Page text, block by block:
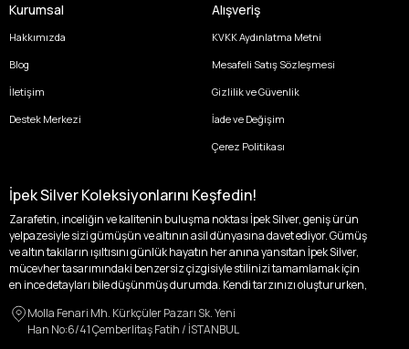
Kurumsal
Hakkımızda
Blog
İletişim
Destek Merkezi
Alışveriş
KVKK Aydınlatma Metni
Mesafeli Satış Sözleşmesi
Gizlilik ve Güvenlik
İade ve Değişim
Çerez Politikası
İpek Silver Koleksiyonlarını Keşfedin!
Zarafetin, inceliğin ve kalitenin buluşma noktası İpek Silver, geniş ürün
yelpazesiyle sizi gümüşün ve altının asil dünyasına davet ediyor. Gümüş
ve altın takıların ışıltısını günlük hayatın her anına yansıtan İpek Silver,
mücevher tasarımındaki benzersiz çizgisiyle stilinizi tamamlamak için
en ince detayları bile düşünmüş durumda. Kendi tarzınızı oluştururken,
özgünlüğünüzü ön plana çıkaracak tasarımlarımızla tanışın.
Molla Fenari Mh. Kürkçüler Pazarı Sk. Yeni
Han No:6/41 Çemberlitaş Fatih / İSTANBUL